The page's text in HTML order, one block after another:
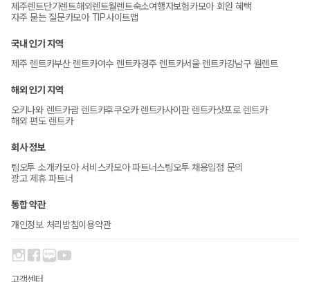
제주렌트단기렌트해외렌트월렌트숙소여행자보험카모아 회원 혜택
자주 묻는 질문카모아 TIP사이트맵
국내 인기 지역
제주 렌트카부산 렌트카여수 렌트카경주 렌트카서울 렌트카강남구 월렌트
해외 인기 지역
오키나와 렌트카괌 렌트카후쿠오카 렌트카사이판 렌트카삿포로 렌트카
해외 편도 렌트카
회사 정보
팀오투 소개카모아 서비스카모아 파트너스팀오투 채용입점 문의
광고 제휴 파트너
통합 약관
개인정보 처리방침이용약관
고객센터